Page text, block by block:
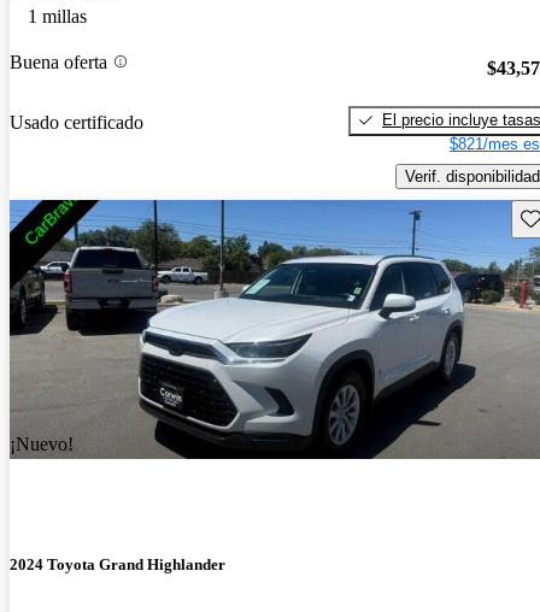
1 millas
Buena oferta
Usado certificado
El precio incluye tasas
$821/mes
Verif. disponibilidad
¡Nuevo!
2024 Toyota Grand Highlander